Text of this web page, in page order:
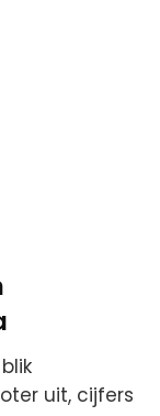
uit, cijfers